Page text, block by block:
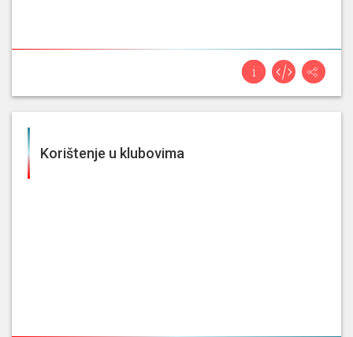
Korištenje u klubovima